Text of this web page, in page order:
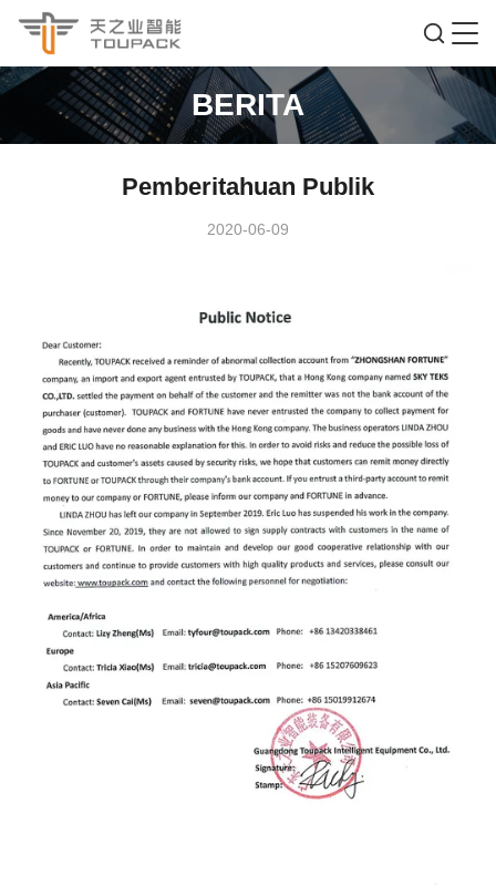
BERITA
Pemberitahuan Publik
2020-06-09